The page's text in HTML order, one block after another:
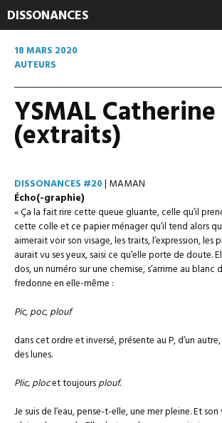
DISSONANCES
18 MARS 2020
AUTEURS
YSMAL Catherine
(extraits)
DISSONANCES #20| MAMAN
Écho(-graphie)
« Ça la fait rire cette queue gluante, celle qu’il
cette colle et ce papier ménager qu’il tend alors
aimerait voir son visage, les traits, l’expression, les
aurait vu ses yeux, saisi ce qu’elle porte de doute.
dos, un numéro sur une chemise, s’arrime au blanc
fredonne en elle-même :
Pic, poc, plouf
dans cet ordre et inversé, présente au P, d’un
des lunes.
Plic, plocet toujoursplouf.
Je suis de l’eau, pense-t-elle, une mer pleine. Et